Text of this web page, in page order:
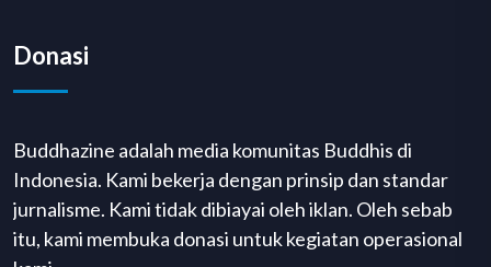
Donasi
Buddhazine adalah media komunitas Buddhis di
Indonesia. Kami bekerja dengan prinsip dan standar
jurnalisme. Kami tidak dibiayai oleh iklan. Oleh sebab
itu, kami membuka donasi untuk kegiatan operasional